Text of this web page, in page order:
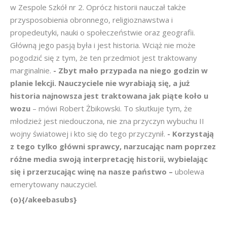
w Zespole Szkół nr 2. Oprócz historii nauczał także
przysposobienia obronnego, religioznawstwa i
propedeutyki, nauki o społeczeństwie oraz geografii.
Główną jego pasją była i jest historia. Wciąż nie może
pogodzić się z tym, że ten przedmiot jest traktowany
marginalnie. - Zbyt mało przypada na niego godzin w
planie lekcji. Nauczyciele nie wyrabiają się, a już
historia najnowsza jest traktowana jak piąte koło u
wozu – mówi Robert Żbikowski. To skutkuje tym, że
młodzież jest niedouczona, nie zna przyczyn wybuchu II
wojny światowej i kto się do tego przyczynił. - Korzystają
z tego tylko główni sprawcy, narzucając nam poprzez
różne media swoją interpretację historii, wybielając
się i przerzucając winę na nasze państwo – ubolewa
emerytowany nauczyciel.
(o){/akeebasubs}